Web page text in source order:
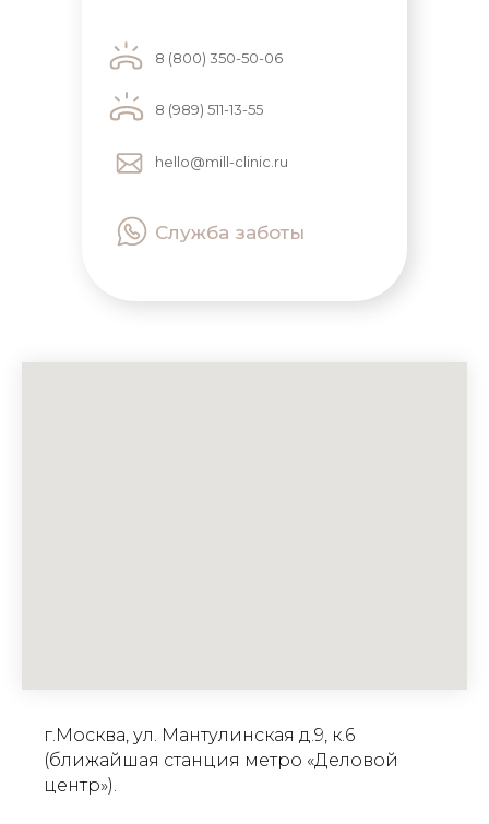
8 (800) 350-50-06
8 (989) 511-13-55
hello@mill-clinic.ru
Служба заботы
г.Москва, ул. Мантулинская д.9, к.6
(ближайшая станция метро «Деловой
центр»).